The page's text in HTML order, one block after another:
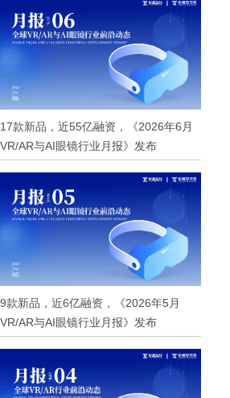
17款新品，近55亿融资，《2026年6月
VR/AR与AI眼镜行业月报》发布
9款新品，近6亿融资，《2026年5月
VR/AR与AI眼镜行业月报》发布